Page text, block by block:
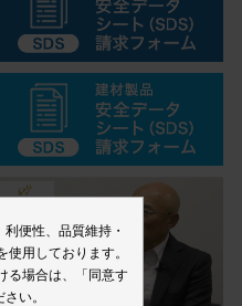
便性、品質維持・
用しております。
る場合は、「同意す
い。